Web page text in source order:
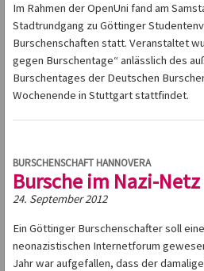
Im Rahmen der OpenUni fand am
Stadtrundgang zu Göttinger
Burschenschaften statt. Veranstaltet
gegen Burschentage“ anlässlich des
Burschentages der Deutschen
Wochenende in Stuttgart stattfindet.
BURSCHENSCHAFT HANNOVERA
Bursche im Nazi-Netz
24. September 2012
Ein Göttinger Burschenschafter soll
neonazistischen Internetforum
Jahr war aufgefallen, dass der